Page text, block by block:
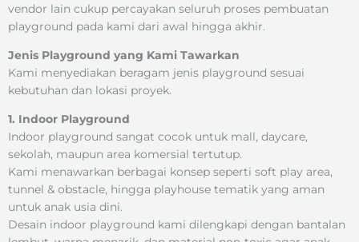
vendor lain cukup percayakan seluruh proses pembuatan
playground pada kami dari awal hingga akhir.
Jenis Playground yang Kami Tawarkan
Kami menyediakan beragam jenis playground sesuai
kebutuhan dan lokasi proyek.
1. Indoor Playground
Indoor playground sangat cocok untuk mall, daycare,
sekolah, maupun area komersial tertutup.
Kami menawarkan berbagai konsep seperti soft play area,
tunnel & obstacle, hingga playhouse tematik yang aman
untuk anak usia dini.
Desain indoor playground kami dilengkapi dengan bantalan